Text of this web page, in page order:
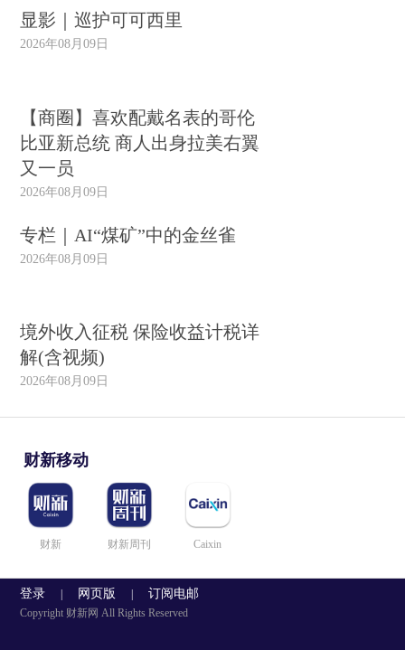
显影｜巡护可可西里
2026年08月09日
【商圈】喜欢配戴名表的哥伦
比亚新总统 商人出身拉美右翼
又一员
2026年08月09日
专栏｜AI“煤矿”中的金丝雀
2026年08月09日
境外收入征税 保险收益计税详
解(含视频)
2026年08月09日
财新移动
财新 财新周刊 Caixin
登录 | 网页版 | 订阅电邮
Copyright 财新网 All Rights Reserved